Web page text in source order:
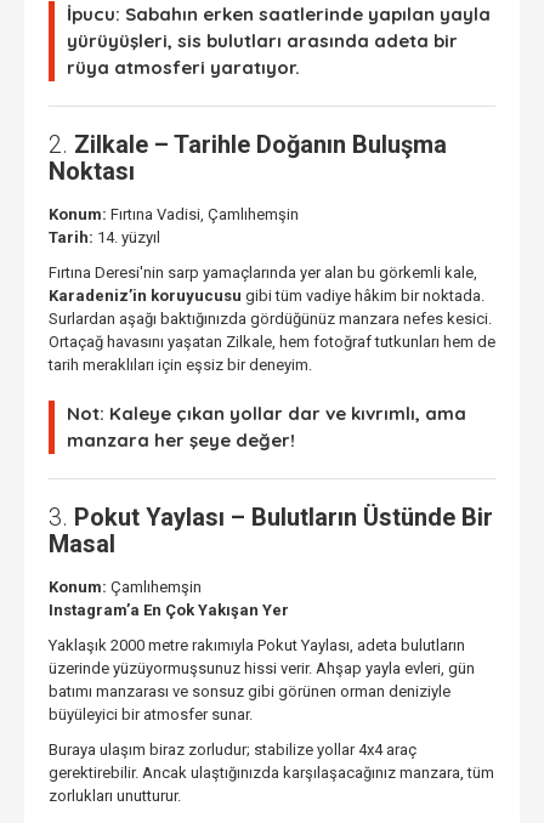
İpucu: Sabahın erken saatlerinde yapılan yayla
yürüyüşleri, sis bulutları arasında adeta bir
rüya atmosferi yaratıyor.
2. Zilkale – Tarihle Doğanın Buluşma
Noktası
Konum: Fırtına Vadisi, Çamlıhemşin
Tarih: 14. yüzyıl
Fırtına Deresi'nin sarp yamaçlarında yer alan bu görkemli kale,
Karadeniz’in koruyucusu gibi tüm vadiye hâkim bir noktada.
Surlardan aşağı baktığınızda gördüğünüz manzara nefes kesici.
Ortaçağ havasını yaşatan Zilkale, hem fotoğraf tutkunları hem de
tarih meraklıları için eşsiz bir deneyim.
Not: Kaleye çıkan yollar dar ve kıvrımlı, ama
manzara her şeye değer!
3. Pokut Yaylası – Bulutların Üstünde Bir
Masal
Konum: Çamlıhemşin
Instagram’a En Çok Yakışan Yer
Yaklaşık 2000 metre rakımıyla Pokut Yaylası, adeta bulutların
üzerinde yüzüyormuşsunuz hissi verir. Ahşap yayla evleri, gün
batımı manzarası ve sonsuz gibi görünen orman deniziyle
büyüleyici bir atmosfer sunar.
Buraya ulaşım biraz zorludur; stabilize yollar 4x4 araç
gerektirebilir. Ancak ulaştığınızda karşılaşacağınız manzara, tüm
zorlukları unutturur.